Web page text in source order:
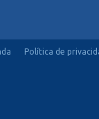
Política de